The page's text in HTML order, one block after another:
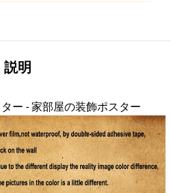
説明
ー - 家部屋の装飾ポスター